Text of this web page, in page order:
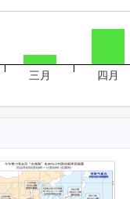
三月 四月